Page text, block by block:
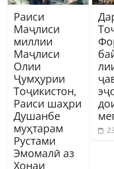
Раиси
Маҷлиси
миллии
Маҷлиси
Олии
Ҷумҳурии
Тоҷикистон,
Раиси шаҳри
Душанбе
муҳтарам
Рустами
Эмомалӣ аз
Хонаи